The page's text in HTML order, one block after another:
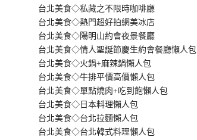
台北美食◇私藏之不限時咖啡廳
台北美食◇熱門超好拍網美冰店
台北美食◇陽明山約會夜景餐廳
台北美食◇情人聖誕節慶生約會餐廳懶人包
台北美食◇火鍋+麻辣鍋懶人包
台北美食◇牛排平價高價懶人包
台北美食◇單點燒肉+吃到飽懶人包
台北美食◇日本料理懶人包
台北美食◇台北拉麵懶人包
台北美食◇台北韓式料理懶人包